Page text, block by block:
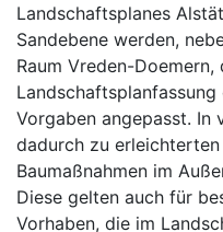
Landschaftsplanes
Sandebene werden,
Raum Vreden-
Vorgaben angepasst. In
dadurch zu
Baumaßnahmen im
Diese gelten auch für
Vorhaben, die im